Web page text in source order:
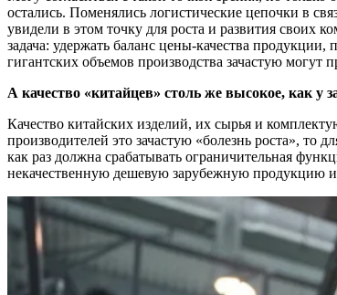
остались. Поменялись логистические цепочки в
увидели в этом точку для роста и развития своих
задача: удержать баланс цены-качества
гигантских объемов производства зачастую
А качество «китайцев» столь же высокое, как у
Качество китайских изделий, их сырья и
производителей это зачастую «болезнь роста»,
как раз должна срабатывать ограничительная
некачественную дешевую зарубежную продукцию